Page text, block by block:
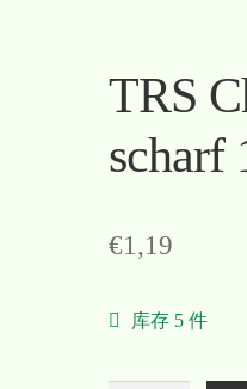
TRS
scharf
€1,19
库存 5 件